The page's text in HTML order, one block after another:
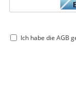
Ich habe die AGB